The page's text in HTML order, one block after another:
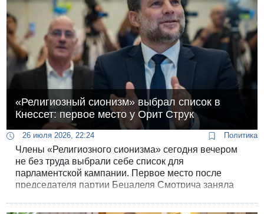
«Религиозный сионизм» выбрал список в
Кнессет: первое место у Орит Струк
26 июля 2026, 22:24 Политика
Члены «Религиозного сионизма» сегодня вечером
не без труда выбрали себе список для
парламентской кампании. Первое место после
председателя партии Бецалеля Смотрича заняла